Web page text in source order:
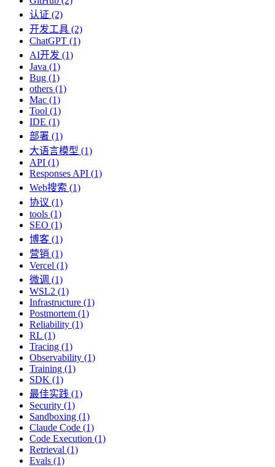
认证 (2)
开发工具 (2)
ChatGPT (1)
AI开发 (1)
Java (1)
Bug (1)
others (1)
Mac (1)
Tool (1)
IDE (1)
部署 (1)
大语言模型 (1)
API (1)
Responses API (1)
Web搜索 (1)
协议 (1)
tools (1)
SEO (1)
博客 (1)
营销 (1)
Vercel (1)
微调 (1)
WSL2 (1)
Infrastructure (1)
Postmortem (1)
Reliability (1)
RL (1)
Tracing (1)
Observability (1)
Training (1)
SDK (1)
最佳实践 (1)
Security (1)
Sandboxing (1)
Claude Code (1)
Code Execution (1)
Retrieval (1)
Evals (1)